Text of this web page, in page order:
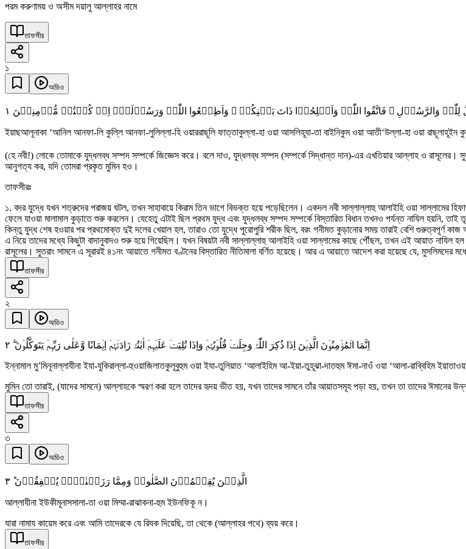
পরম করুণাময় ও অসীম দয়ালু আল্লাহর নামে
তাফসীর
১
অডিও
لِلّٰہِ وَالرَّسُوۡلِ ۚ فَاتَّقُوا اللّٰہَ وَاَصۡلِحُوۡا ذَاتَ بَیۡنِکُمۡ ۪ وَاَطِیۡعُوا اللّٰہَ وَرَسُوۡلَہٗۤ اِنۡ کُنۡتُمۡ مُّؤۡمِنِیۡنَ ١
ইয়াছআলূনাকা ‘আনিল আনফা-লি কুল্লি আনফা-লুলিল্লা-হি ওয়াররাছূলি ফাত্তাকুল্লা-হা ওয়া আসলিহূযা-তা বাইনিকুম ওয়া আতী‘উল্লা-হা ওয়া রাছূলাহূইন
(হে নবী!) লোকে তোমাকে যুদ্ধলব্ধ সম্পদ সম্পর্কে জিজ্ঞেস করে। বলে দাও, যুদ্ধলব্ধ সম্পদ (সম্পর্কে সিদ্ধান্ত দান)-এর এখতিয়ার আল্লাহ ও রাসূলের।
আনুগত্য কর, যদি তোমরা প্রকৃত মুমিন হও।
তাফসীরঃ
১. বদর যুদ্ধে যখন শত্রুদের পরাজয় ঘটল, তখন সাহাবায়ে কিরাম তিন ভাগে বিভক্ত হয়ে পড়েছিলেন। একদল নবী সাল্লাল্লাহু আলাইহি ওয়া সাল্লামের
ফেলে যাওয়া মালামাল কুড়াতে শুরু করলেন। যেহেতু এটাই ছিল প্রথম যুদ্ধ এবং যুদ্ধলব্ধ সম্পদ সম্পর্কে বিস্তারিত বিধান তখনও পর্যন্ত নাযিল হয়নি,
কিন্তু যুদ্ধ শেষ হওয়ার পর প্রথমোক্ত দুই দলের খেয়াল হল, তারাও তো যুদ্ধে পুরোপুরি শরীক ছিল, বরং গনীমত কুড়ানোর সময় তারাই বেশি গুরুত্বপূর্ণ
এ নিয়ে তাদের মধ্যে কিছুটা বাদানুবাদও শুরু হয়ে গিয়েছিল। যখন বিষয়টা নবী সাল্লাল্লাহু আলাইহি ওয়া সাল্লামের কাছে পৌঁছল, তখন এই আয়াত
রাসূলের। সুতরাং সামনে এ সূরারই ৪১নং আয়াতে গনীমত বণ্টনের বিস্তারিত নীতিমালা বর্ণিত হয়েছে। আর এ আয়াতে আদেশ করা হয়েছে যে, মুসলিমদের
তাফসীর
২
অডিও
اِنَّمَا الۡمُؤۡمِنُوۡنَ الَّذِیۡنَ اِذَا ذُکِرَ اللّٰہُ وَجِلَتۡ قُلُوۡبُہُمۡ وَاِذَا تُلِیَتۡ عَلَیۡہِمۡ اٰیٰتُہٗ زَادَتۡہُمۡ اِیۡمَانًا وَّعَلٰی رَبِّہِمۡ یَتَوَکَّلُوۡنَ ۚۖ ٢
ইন্নামাল মু’মিনূনাল্লাযীনা ইযা-যুকিরাল্লা-হুওয়াজিলাতকুলূবুহুম ওয়া ইযা-তুলিয়াত ‘আলাইহিম আ-ইয়া-তুহূঝা-দাতহুম ঈমা-নাওঁ ওয়া ‘আলা-রাব্বিহিম
মুমিন তো তারাই, (যাদের সামনে) আল্লাহকে স্মরণ করা হলে তাদের হৃদয় ভীত হয়, যখন তাদের সামনে তাঁর আয়াতসমূহ পড়া হয়, তখন তা তাদের ঈমানের
তাফসীর
৩
অডিও
الَّذِیۡنَ یُقِیۡمُوۡنَ الصَّلٰوۃَ وَمِمَّا رَزَقۡنٰہُمۡ یُنۡفِقُوۡنَ ؕ ٣
আল্লাযীনা ইউকীমূনাসসালা-তা ওয়া মিম্মা-রাঝাকনা-হুম ইউনফিকূ ন।
যারা নামায কায়েম করে এবং আমি তাদেরকে যে রিযক দিয়েছি, তা থেকে (আল্লাহর পথে) ব্যয় করে।
তাফসীর